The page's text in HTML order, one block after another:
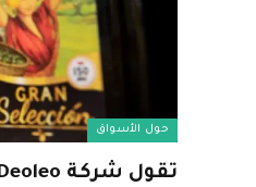
حول الأسواق
تقول شركة Deoleo الإسبانية إن السوق دخلت مرحلة جديدة